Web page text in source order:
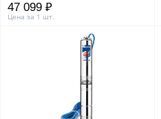
47 099 ₽
Цена за 1 шт.